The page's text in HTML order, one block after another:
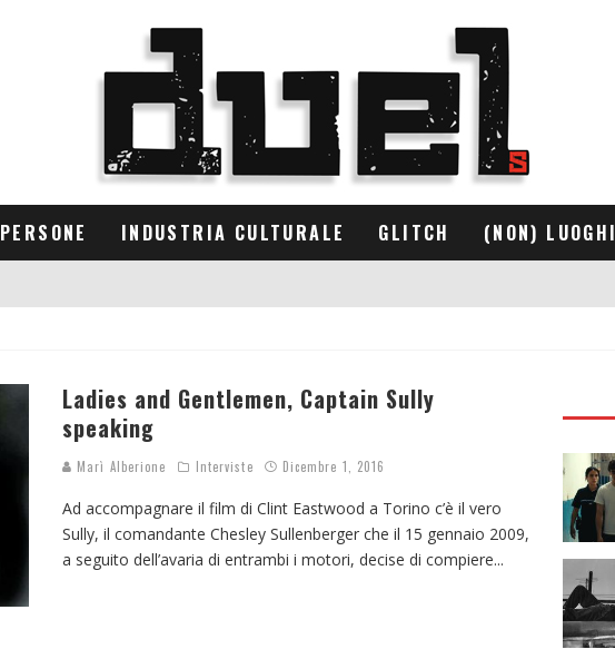
PERSONE INDUSTRIA CULTURALE GLITCH (NON) LUOGHI
Ladies and Gentlemen, Captain Sully
speaking
Marì Alberione Interviste Dicembre 1, 2016
Ad accompagnare il film di Clint Eastwood a Torino c’è il vero
Sully, il comandante Chesley Sullenberger che il 15 gennaio 2009,
a seguito dell’avaria di entrambi i motori, decise di compiere...